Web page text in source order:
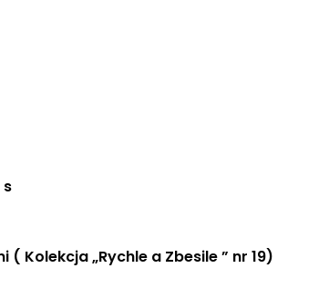
s
( Kolekcja „Rychle a Zbesile ” nr 19)